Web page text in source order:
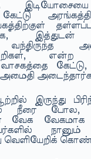
இத்துடன்
என்ற
கேட்டு,
அமைதி
இருந்து
நீரை போல,
வேக வேகமாக
நானும்
வெளியேறிக்